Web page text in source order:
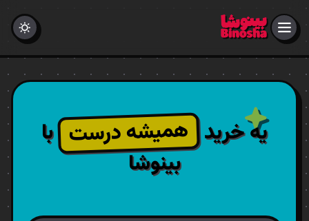
یه خرید همیشه درست با
بینوشا